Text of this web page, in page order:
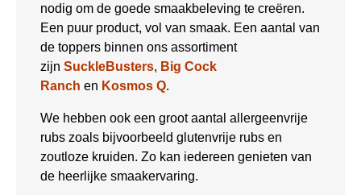
nodig om de goede smaakbeleving te creëren.
Een puur product, vol van smaak. Een aantal van
de toppers binnen ons assortiment
zijn SuckleBusters, Big Cock
Ranch en Kosmos Q.
We hebben ook een groot aantal allergeenvrije
rubs zoals bijvoorbeeld glutenvrije rubs en
zoutloze kruiden. Zo kan iedereen genieten van
de heerlijke smaakervaring.